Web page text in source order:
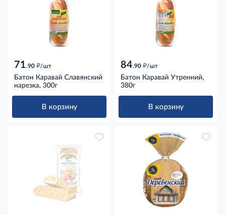
71.90 д/шт
Батон Каравай Славянский
нарезка, 300г
В корзину
84.90 д/шт
Батон Каравай Утренний,
380г
В корзину